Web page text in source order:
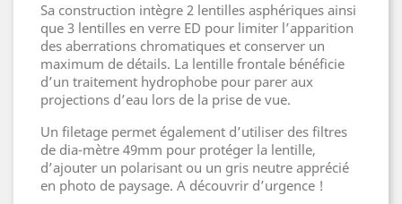
Sa construction intègre 2 lentilles asphériques ainsi
que 3 lentilles en verre ED pour limiter l’apparition
des aberrations chromatiques et conserver un
maximum de détails. La lentille frontale bénéficie
d’un traitement hydrophobe pour parer aux
projections d’eau lors de la prise de vue.
Un filetage permet également d’utiliser des filtres
de dia-mètre 49mm pour protéger la lentille,
d’ajouter un polarisant ou un gris neutre apprécié
en photo de paysage. A découvrir d’urgence !